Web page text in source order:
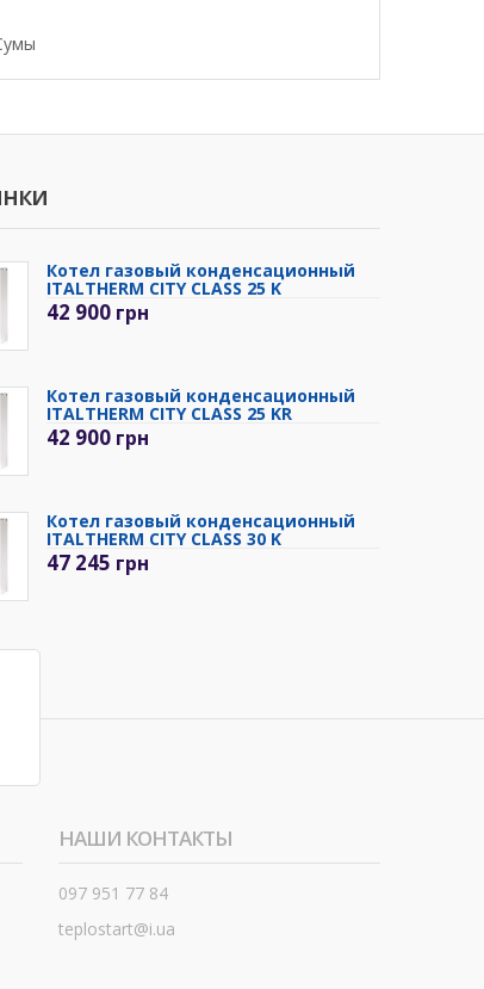
Котел газовый конденсационный
ITALTHERM CITY CLASS 25 K
42 900 грн
Котел газовый конденсационный
ITALTHERM CITY CLASS 25 KR
42 900 грн
Котел газовый конденсационный
ITALTHERM CITY CLASS 30 K
47 245 грн
НАШИ КОНТАКТЫ
097 951 77 84
teplostart@i.ua